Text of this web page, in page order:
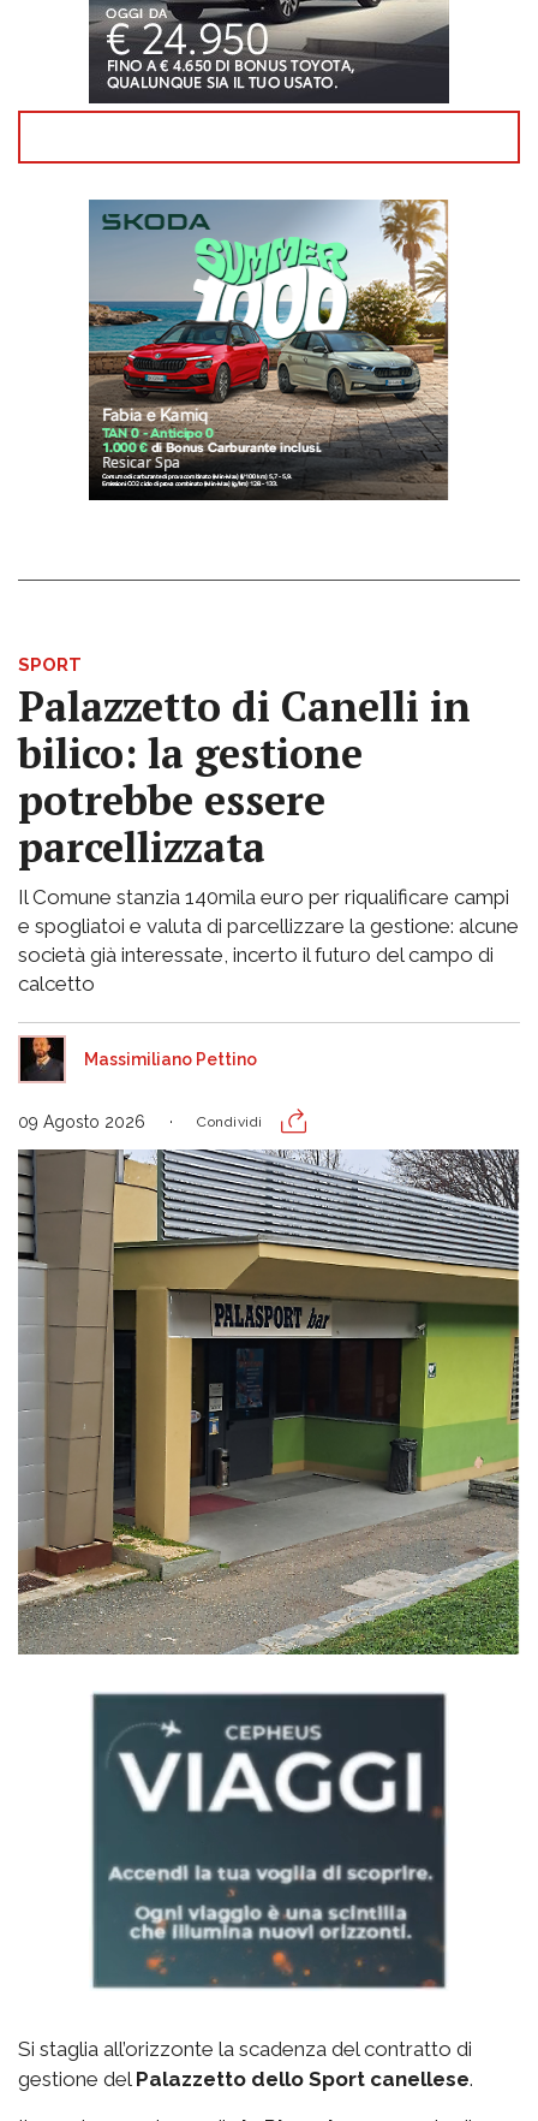
SPORT
Palazzetto di Canelli in
bilico: la gestione
potrebbe essere
parcellizzata
Il Comune stanzia 140mila euro per riqualificare campi
e spogliatoi e valuta di parcellizzare la gestione: alcune
società già interessate, incerto il futuro del campo di
calcetto
Massimiliano Pettino
09 Agosto 2026 Condividi
Si staglia all’orizzonte la scadenza del contratto di
gestione del Palazzetto dello Sport canellese.